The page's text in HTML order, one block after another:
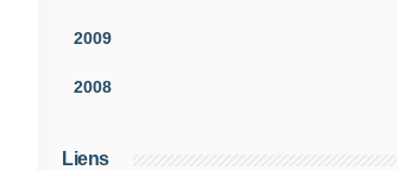
2009
2008
Liens